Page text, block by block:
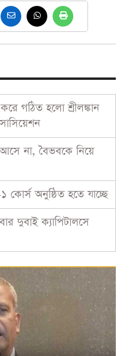
গঠিত হলো শ্রীলঙ্কান
না, বৈভবকে নিয়ে
কোর্স অনুষ্ঠিত হতে যাচ্ছে
দুবাই ক্যাপিটালসে